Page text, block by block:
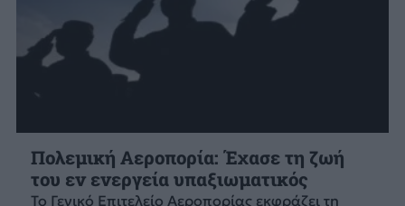
Πολεμική Αεροπορία: Έχασε τη ζωή
του εν ενεργεία υπαξιωματικός
Το Γενικό Επιτελείο Αεροπορίας εκφράζει τη